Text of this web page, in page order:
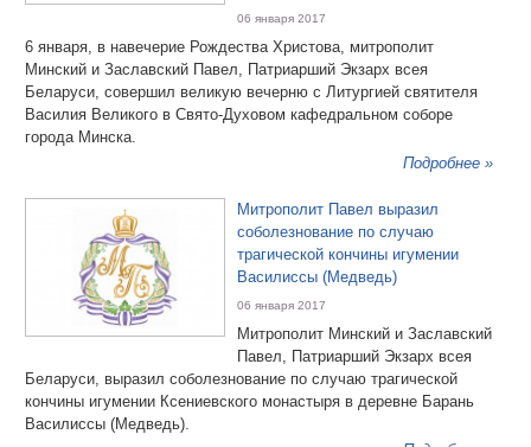
06 января 2017
6 января, в навечерие Рождества Христова, митрополит
Минский и Заславский Павел, Патриарший Экзарх всея
Беларуси, совершил великую вечерню с Литургией святителя
Василия Великого в Свято-Духовом кафедральном соборе
города Минска.
Подробнее »
Митрополит Павел выразил
соболезнование по случаю
трагической кончины игумении
Василиссы (Медведь)
06 января 2017
Митрополит Минский и Заславский
Павел, Патриарший Экзарх всея
Беларуси, выразил соболезнование по случаю трагической
кончины игумении Ксениевского монастыря в деревне Барань
Василиссы (Медведь).